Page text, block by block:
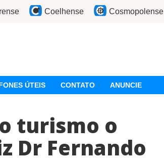
Coelhense Cosmopolense
ÚTEIS CONTATO ANUNCIE
turismo o
Dr Fernando